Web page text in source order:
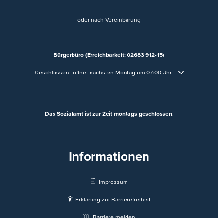
oder nach Vereinbarung
Bürgerbüro (Erreichbarkeit: 02683 912-15)
Klicken, um weitere Öffnungs- oder Schließzeiten auszublenden
Geschlossen: öffnet nächsten Montag um 07:00 Uhr
Das Sozialamt ist zur Zeit montags geschlossen.
Informationen
Impressum
Erklärung zur Barrierefreiheit